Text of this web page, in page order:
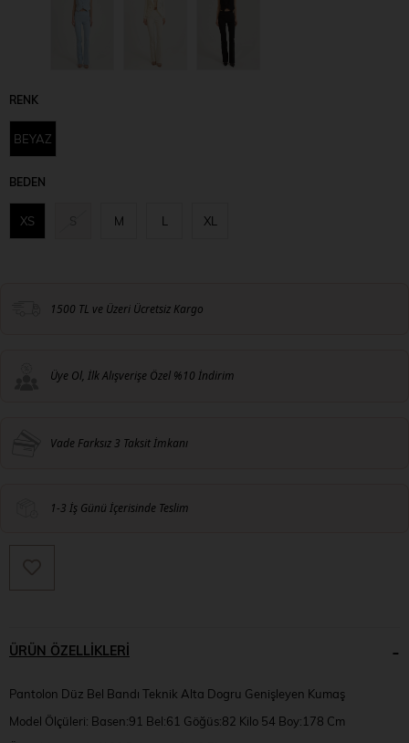
RENK
BEYAZ
BEDEN
XS M L XL
1500 TL ve Üzeri Ücretsiz Kargo
Üye Ol, İlk Alışverişe Özel %10 İndirim
Vade Farksız 3 Taksit İmkanı
1-3 İş Günü İçerisinde Teslim
ÜRÜN ÖZELLIKLERI
Pantolon Düz Bel Bandı Teknik Alta Dogru Genişleyen Kumaş
Model Ölçüleri: Basen:91 Bel:61 Göğüs:82 Kilo 54 Boy:178 Cm